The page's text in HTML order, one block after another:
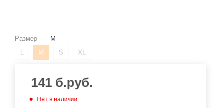
Размер — M
L
M S XL
141 б.руб.
Нет в наличии